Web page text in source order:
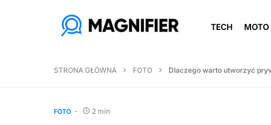
TECH MOTO
STRONA GŁÓWNA FOTO Dlaczego warto utworzyć
FOTO 2 min